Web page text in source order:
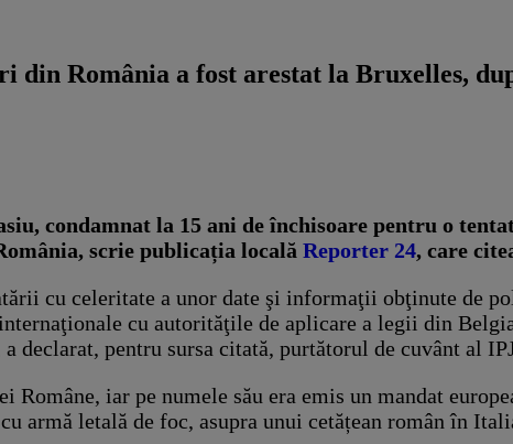
România a fost arestat la Bruxelles,
condamnat la 15 ani de închisoare pentru o
scrie publicația locală Reporter 24, care
cu celeritate a unor date şi informaţii obţinute de
cu autorităţile de aplicare a legii din
declarat, pentru sursa citată, purtătorul de cuvânt al
iar pe numele său era emis un mandat
armă letală de foc, asupra unui cetățean român în